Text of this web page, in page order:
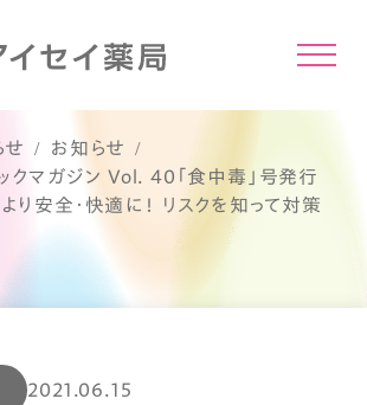
せ
お知らせ
ックマガジン Vol. 40「食中毒」号発行
り安全・快適に！ リスクを知って対策
2021.06.15